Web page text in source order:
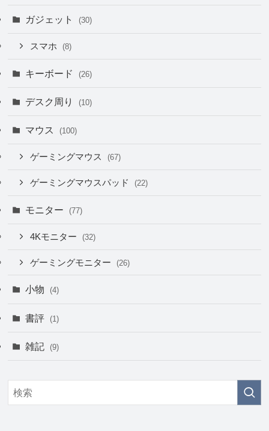
ガジェット (30)
スマホ (8)
キーボード (26)
デスク周り (10)
マウス (100)
ゲーミングマウス (67)
ゲーミングマウスパッド (22)
モニター (77)
4Kモニター (32)
ゲーミングモニター (26)
小物 (4)
書評 (1)
雑記 (9)